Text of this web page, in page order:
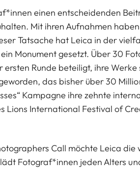
einen entscheidenden
Mit ihren Aufnahmen
Tatsache hat Leica in der
Monument gesetzt. Über 30
ersten Runde beteiligt, ihre
das bisher über 30
Kampagne ihre zehnte
Lions International Festival of
Call möchte Leica
Fotograf*innen jeden Alters